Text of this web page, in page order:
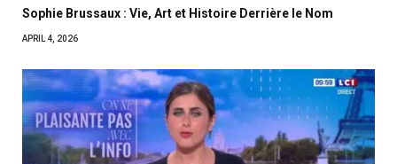
Sophie Brussaux : Vie, Art et Histoire Derrière le Nom
APRIL 4, 2026